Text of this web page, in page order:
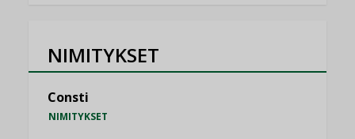
NIMITYKSET
Consti
NIMITYKSET